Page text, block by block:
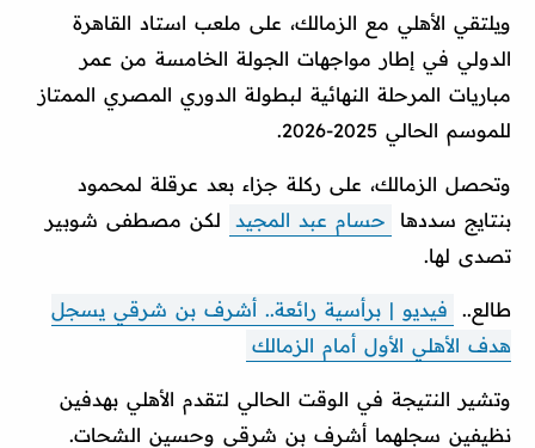
ويلتقي الأهلي مع الزمالك، على ملعب استاد القاهرة
الدولي في إطار مواجهات الجولة الخامسة من عمر
مباريات المرحلة النهائية لبطولة الدوري المصري الممتاز
للموسم الحالي 2025-2026.
وتحصل الزمالك، على ركلة جزاء بعد عرقلة لمحمود
بنتايج سددها
حسام عبد المجيد
لكن مصطفى شوبير
تصدى لها.
طالع..
فيديو | برأسية رائعة.. أشرف بن شرقي يسجل
هدف الأهلي الأول أمام الزمالك
وتشير النتيجة في الوقت الحالي لتقدم الأهلي بهدفين
نظيفين سجلهما أشرف بن شرقي وحسين الشحات.